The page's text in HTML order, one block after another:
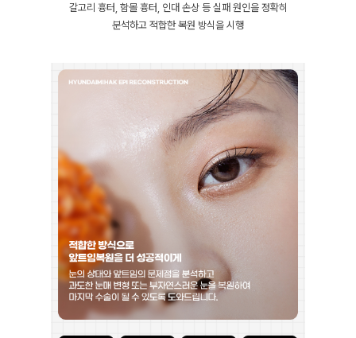
갈고리 흉터, 함몰 흉터, 인대 손상 등 실패 원인을 정확히
분석하고 적합한 복원 방식을 시행